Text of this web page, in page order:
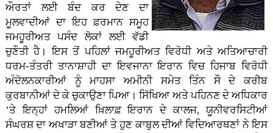
ਔਰਤਾਂ ਲਈ ਬੰਦ ਕਰ ਦੇਣ ਦਾ
ਮੂਲਵਾਦੀਆਂ ਦਾ ਇਹ ਫ਼ਰਮਾਨ ਸਮੂਹ
ਜਮਹੂਰੀਅਤ ਪਸੰਦ ਲੋਕਾਂ ਲਈ ਵੱਡੀ
ਚੁਣੌਤੀ ਹੈ। ਇਸ ਤੋਂ ਪਹਿਲਾਂ ਜਮਹੂਰੀਅਤ ਵਿਰੋਧੀ ਅਤੇ ਅਤਿਆਚਾਰੀ
ਧਰਮ-ਤੰਤਰੀ ਤਾਨਾਸ਼ਾਹੀ ਦਾ ਇਵਜਾਨਾ ਇਰਾਨ ਵਿਚ ਹਿਜਾਬ ਵਿਰੋਧੀ
ਅੰਦੋਲਨਕਾਰੀਆਂ ਨੂੰ ਮਾਹਸਾ ਅਮੀਨੀ ਸਮੇਤ ਤਿੰਨ ਸੌ ਦੇ ਕਰੀਬ
ਕੁਰਬਾਨੀਆਂ ਦੇ ਕੇ ਚੁਕਾਉਣਾ ਪਿਆ। ਸਿੱਖਿਆ ਅਤੇ ਪਹਿਨਣ ਦੇ ਅਧਿਕਾਰ
’ਤੇ ਇਨ੍ਹਾਂ ਹਮਲਿਆਂ ਖ਼ਿਲਾਫ਼ ਇਰਾਨ ਦੇ ਕਾਲਜ, ਯੂਨੀਵਰਸਿਟੀਆਂ
ਸੰਘਰਸ਼ ਦਾ ਅਖਾੜਾ ਬਣੀਆਂ ਤੇ ਹੁਣ ਕਾਬੁਲ ਦੀਆਂ ਵਿਦਿਆਰਥਣਾਂ ਨੇ ਇਸ